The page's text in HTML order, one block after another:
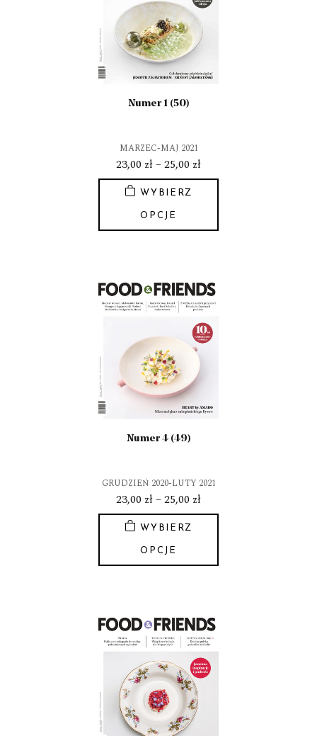
można
wybrać
na
stronie
produktu
Numer 1 (50)
MARZEC-MAJ 2021
23,00 zł–25,00 złZakres
cen:
do
WYBIERZ
OPCJE
wiele
wariantów.
można
wybrać
na
stronie
produktu
Numer 4 (49)
GRUDZIEŃ 2020-LUTY 2021
23,00 zł–25,00 złZakres
cen:
do
WYBIERZ
OPCJE
wiele
wariantów.
Opcje
można
wybrać
na
stronie